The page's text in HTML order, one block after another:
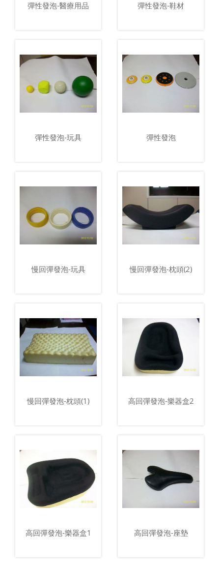
彈性發泡-醫療用品 彈性發泡-鞋材
彈性發泡-玩具 彈性發泡
慢回彈發泡-玩具 慢回彈發泡-枕頭(2)
慢回彈發泡-枕頭(1) 高回彈發泡-樂器盒2
高回彈發泡-樂器盒1 高回彈發泡-座墊